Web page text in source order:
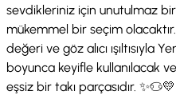
sevdikleriniz için unutulmaz
mükemmel bir seçim
değeri ve göz alıcı ışıltısıyla
boyunca keyifle kullanılacak
eşsiz bir takı parçasıdır. ✨♋💛